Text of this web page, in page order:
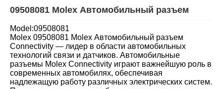
09508081 Molex Автомобильный разъем
Model:09508081
Molex 09508081 Molex Автомобильный разъем
Connectivity — лидер в области автомобильных
технологий связи и датчиков. Автомобильные
разъемы Molex Connectivity играют важнейшую роль в
современных автомобилях, обеспечивая
надлежащую работу различных электрических систем.